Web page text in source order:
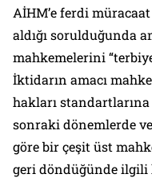
AİHM’e ferdi
aldığı sorulduğunda
mahkemelerini
İktidarın amacı
hakları
sonraki dönemlerde
göre bir çeşit üst
geri döndüğünde ilgili